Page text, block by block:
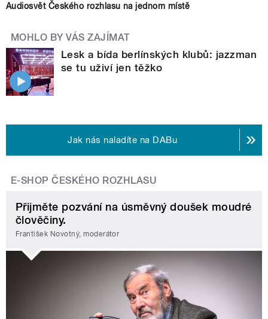
Audiosvět Českého rozhlasu na jednom místě
MOHLO BY VÁS ZAJÍMAT
Lesk a bída berlínských klubů: jazzman
se tu uživí jen těžko
Jak nás naladíte na DABu
E-SHOP ČESKÉHO ROZHLASU
Přijměte pozvání na úsměvný doušek moudré
člověčiny.
František Novotný, moderátor